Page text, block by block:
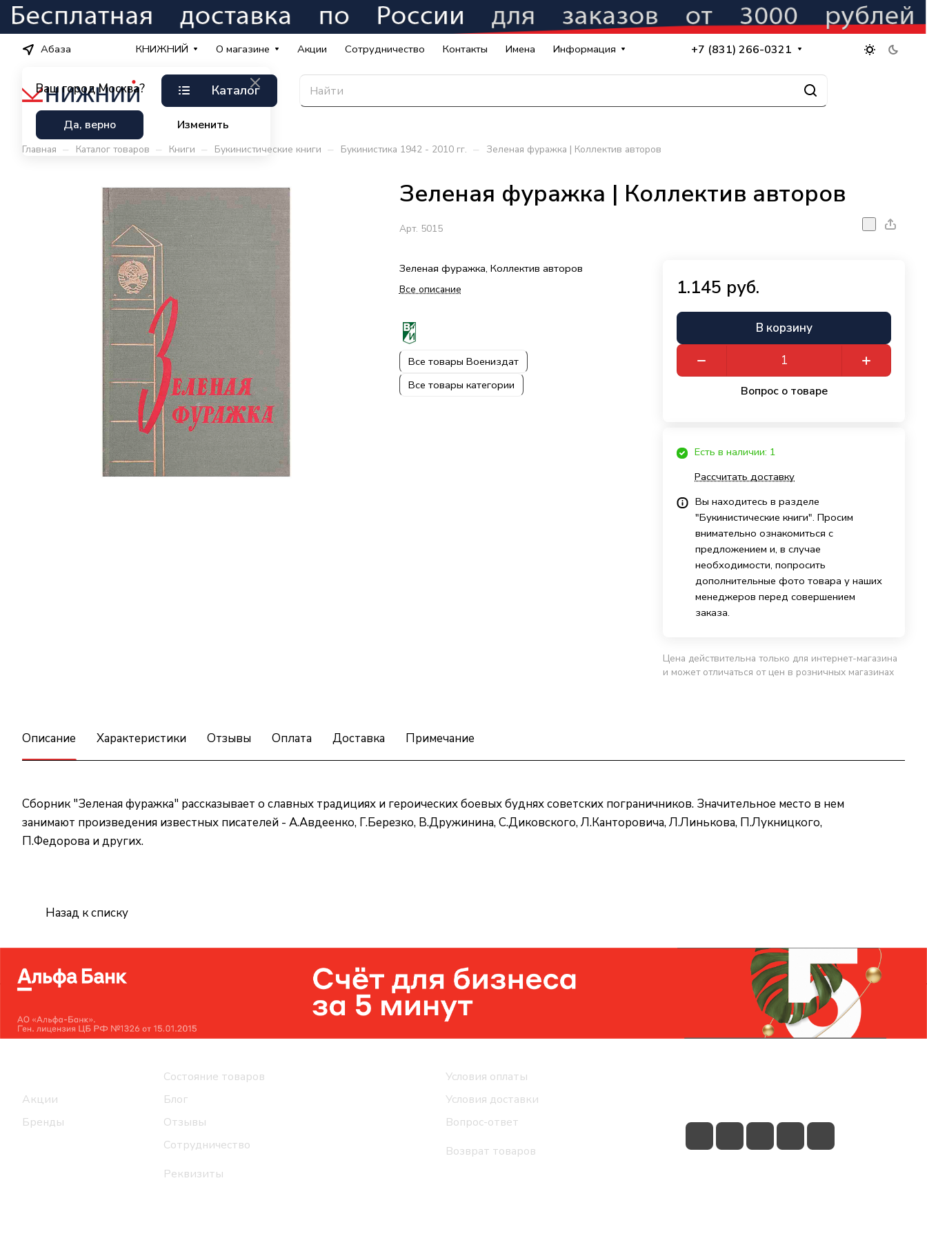
Абаза
Ваш город Москва?
Да, верно Изменить
КНИЖНИЙ О магазине Акции Сотрудничество Контакты Имена Информация +7 (831) 266-0321
Каталог
Главная – Каталог товаров – Книги – Букинистические книги – Букинистика 1942 - 2010 гг. – Зеленая фуражка | Коллектив авторов
Зеленая фуражка | Коллектив авторов
Арт. 5015
Зеленая фуражка, Коллектив авторов
Все описание
Все товары Воениздат
Все товары категории
1.145 руб.
В корзину
Вопрос о товаре
Есть в наличии: 1
Рассчитать доставку
Вы находитесь в разделе
"Букинистические книги". Просим
внимательно ознакомиться с
предложением и, в случае
необходимости, попросить
дополнительные фото товара у наших
менеджеров перед совершением
заказа.
Цена действительна только для интернет-магазина
и может отличаться от цен в розничных магазинах
Описание Характеристики Отзывы Оплата Доставка Примечание
Сборник "Зеленая фуражка" рассказывает о славных традициях и героических боевых буднях советских пограничников. Значительное место в нем
занимают произведения известных писателей - А.Авдеенко, Г.Березко, В.Дружинина, С.Диковского, Л.Канторовича, Л.Линькова, П.Лукницкого,
П.Федорова и других.
Назад к списку
Акции
Бренды
Состояние товаров
Блог
Отзывы
Сотрудничество
Реквизиты
Условия оплаты
Условия доставки
Вопрос-ответ
Возврат товаров